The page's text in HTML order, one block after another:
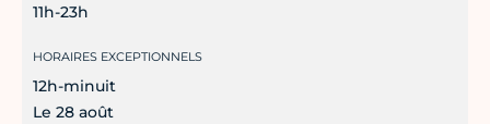
11h-23h
HORAIRES EXCEPTIONNELS
12h-minuit
Le 28 août